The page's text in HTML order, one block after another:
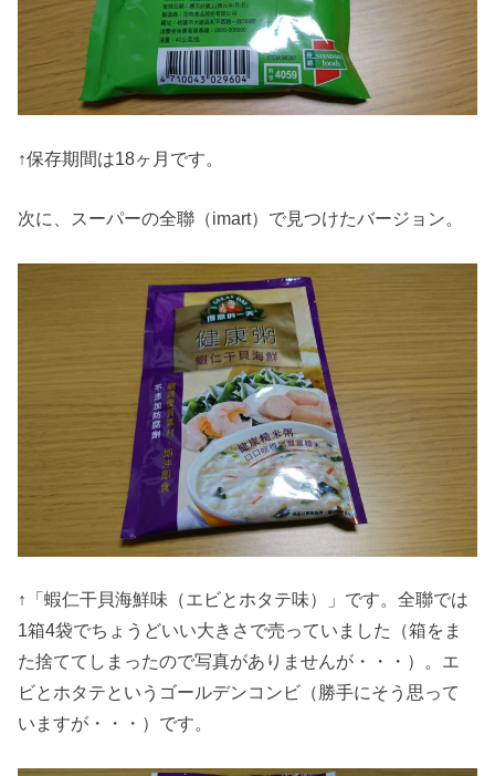
↑保存期間は18ヶ月です。
次に、スーパーの全聯（imart）で見つけたバージョン。
↑「蝦仁干貝海鮮味（エビとホタテ味）」です。全聯では
1箱4袋でちょうどいい大きさで売っていました（箱をま
た捨ててしまったので写真がありませんが・・・）。エ
ビとホタテというゴールデンコンビ（勝手にそう思って
いますが・・・）です。